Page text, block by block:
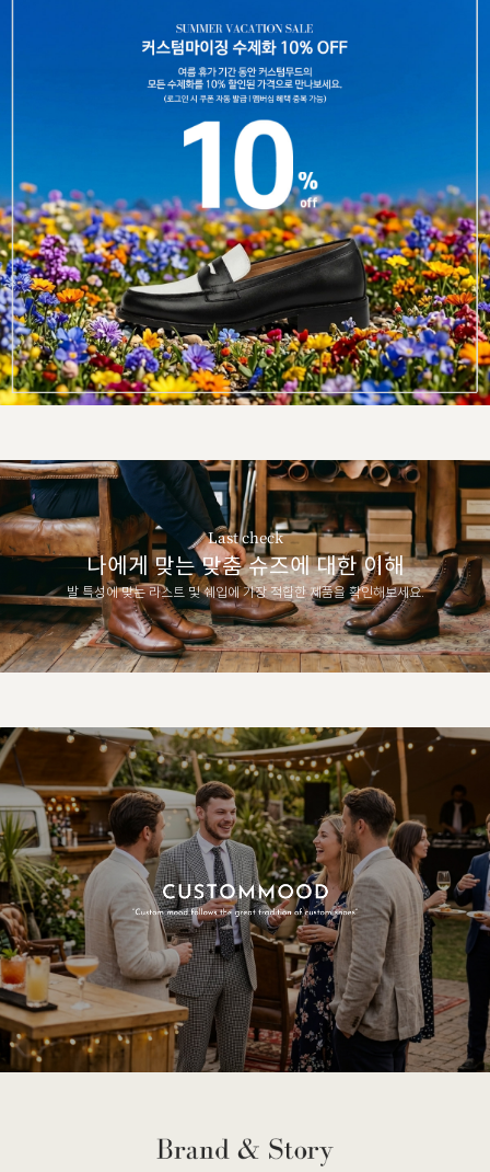
Last check
나에게 맞는 맞춤 슈즈에 대한 이해
발 특성에 맞는 라스트 및 쉐입에 가장 적합한 제품을 확인해보세요.